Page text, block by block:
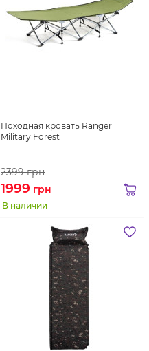
Походная кровать Ranger
Military Forest
2399грн
1999 грн
В наличии